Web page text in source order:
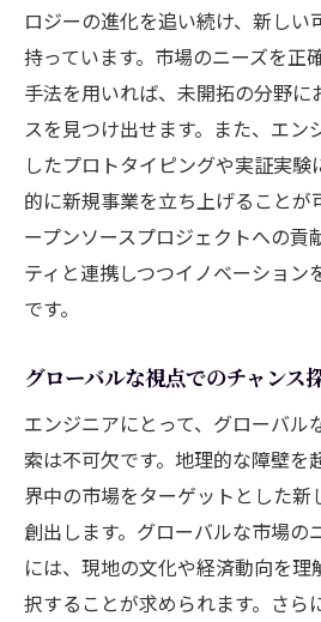
ロジーの進化を追い続け、新しい
持っています。市場のニーズを正
手法を用いれば、未開拓の分野に
スを見つけ出せます。また、エン
したプロトタイピングや実証実
的に新規事業を立ち上げることが
ープンソースプロジェクトへの貢
ティと連携しつつイノベーション
です。
グローバルな視点でのチャンス
エンジニアにとって、グローバル
索は不可欠です。地理的な障壁を
界中の市場をターゲットとした新
創出します。グローバルな市場の
には、現地の文化や経済動向を
択することが求められます。さら